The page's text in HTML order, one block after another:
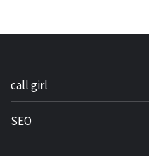
call girl
SEO